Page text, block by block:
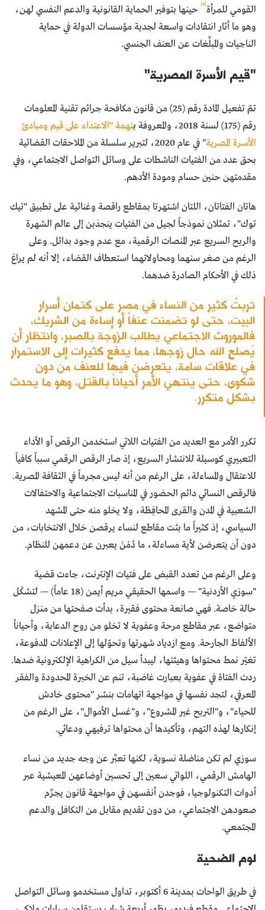
القومي للمرأة[4]
حينها بتوفير الحماية القانونية والدعم النفسي لهن،
وهو ما أثار انتقادات واسعة لجدية مؤسسات الدولة في حماية
الناجيات والمبلِّغات عن العنف الجنسي.
"قيم الأسرة المصرية"
تمّ تفعيل المادة رقم (25) من قانون مكافحة جرائم تقنية المعلومات
رقم (175) لسنة 2018، والمعروفة ب
تهمة "الاعتداء على قيم ومبادئ
الأسرة المصرية
" في عام 2020، لتبرير سلسلة من الملاحقات القضائية
بحق عدد من الفتيات الناشطات على وسائل التواصل الاجتماعي، وفي
مقدمتهن حنين حسام ومودة الأدهم.
هاتان الفتاتان، اللتان اشتهرتا بمقاطع راقصة وغنائية على تطبيق "تيك
توك"، تمثلان نموذجاً لجيل من الفتيات ينجذبن إلى عالم الشهرة
والربح السريع عبر المنصات الرقمية، مع عدم وجود بدائل. وعلى
الرغم من صغر سنهما ومحاولاتهما استعطاف القضاء، إلا أنه لم يراعَ
ذلك في الأحكام الصادرة ضدهما.
تربتْ كثير من النساء في مصر على كتمان أسرار
البيت، حتى لو تضمنت عنفاً أو إساءة من الشريك،
فالموروث الاجتماعي يطالب الزوجة بالصبر، وانتظار أن
يُصلح الله حال زوجها، مما يدفع كثيرات إلى الاستمرار
في علاقات سامة، يتعرضن فيها للعنف من دون
شكوى، حتى ينتهي الأمر أحياناً بالقتل، وهو ما يحدث
بشكل متكرر.
تكرر الأمر مع العديد من الفتيات اللاتي استخدمن الرقص أو الأداء
التعبيري كوسيلة للانتشار السريع، إذ صار الرقص الرقمي سبباً كافياً
للاعتقال والمساءلة، على الرغم من أنه ليس مجرماً في الثقافة المصرية.
فالرقص النسائي دائم الحضور في المناسبات الاجتماعية والاحتفالات
الشعبية في المدن والقرى المحافِظة، ولا يخلو منه حتى المشهد
السياسي، إذ كثيراً ما بثت مقاطع لنساء يرقصن خلال الانتخابات، من
دون أن يتعرضن لأية مساءلة، ما دُمْنَ يعبرن عن دعمهن للنظام.
وعلى الرغم من تعدد القبض على فتيات الإنترنت، جاءت قضية
"سوزي الأردنية" — واسمها الحقيقي مريم أيمن (18 عاماً) — لتشكَل
حالة خاصة. فهي صانعة محتوى فقيرة، بدأت صفحتها من منزل
متواضع، عبر مقاطع مرحة وعفوية لا تخلو من روح الدعابة، وأحياناً
الألفاظ الجارحة. ومع ازدياد شهرتها وتحوّلها إلى الإعلانات المدفوعة،
تغيّر نمط محتواها وهيئتها، ليبدأ سيل من الكراهية الإلكترونية ضدها.
ردت الفتاة في عفوية بعبارت غاضبة، تنم عن الخبرة المحدودة والفقر
المعرفي، لتجد نفسها في مواجهة اتهامات بنشر "محتوى خادش
للحياء"، و"التربح غير المشروع"، و"غسل الأموال"، على الرغم من
إنكارها لهذه التهم، وتأكيدها أن محتواها ترفيهي ودعائي.
سوزي لم تكن مناضلة نسوية، لكنها تعبِّر عن وجه جديد من نساء
الهامش الرقمي، اللواتي سعين إلى تحسين أوضاعهن المعيشية عبر
أدوات التكنولوجيا، فوجدن أنفسهن في مواجهة قانون يجرِّم
صعودهن الاجتماعي، من دون تقديم مقابل من التكافل والدعم
المجتمعي.
لوم الضحية
في طريق الواحات بمدينة 6 أكتوبر، تداول مستخدمو وسائل التواصل